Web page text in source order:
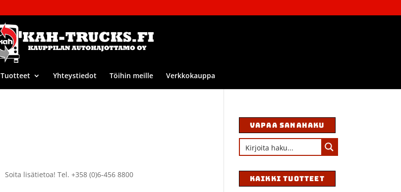
Tuotteet Yhteystiedot Töihin meille Verkkokauppa
Soita lisätietoa! Tel. +358 (0)6-456 8800
VAPAA SANAHAKU
KAIKKI TUOTTEET